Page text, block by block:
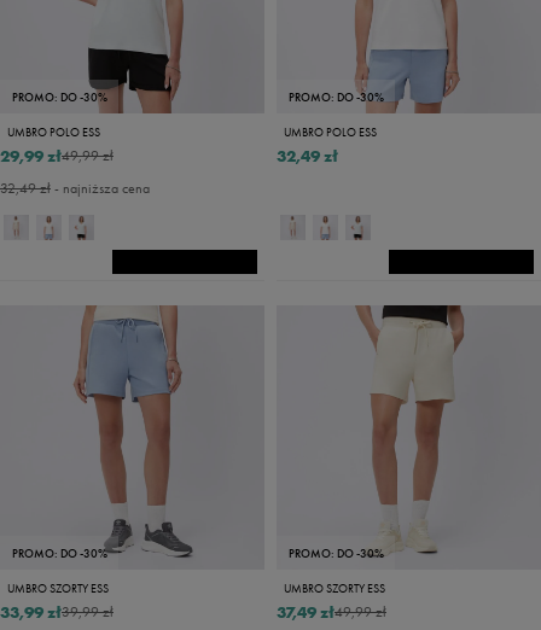
PROMO: DO -30%
UMBRO POLO ESS
49,99 zł
29,99 zł
32,49 zł- najniższa cena
PROMO: DO -30%
UMBRO POLO ESS
32,49 zł
PROMO: DO -30%
UMBRO SZORTY ESS
39,99 zł
33,99 zł
PROMO: DO -30%
UMBRO SZORTY ESS
49,99 zł
37,49 zł